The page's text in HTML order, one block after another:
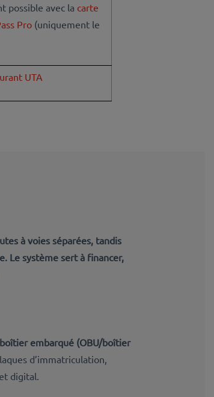
possible avec la carte
Pro(uniquement le
UTA
à voies séparées, tandis
Le système sert à financer,
boîtier embarqué (OBU/boîtier
d’immatriculation,
digital.